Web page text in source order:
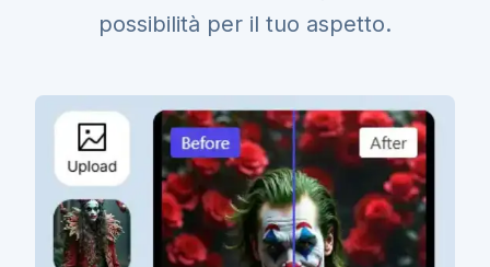
possibilità per il tuo aspetto.